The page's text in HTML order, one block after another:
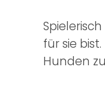
für sie
Hunden